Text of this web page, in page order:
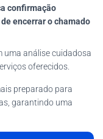
confirmação
encerrar o chamado
uma análise cuidadosa
oferecidos.
preparado para
garantindo uma